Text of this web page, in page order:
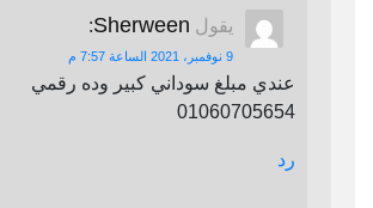
يقول Sherween
:
9 نوفمبر، 2021 الساعة 7:57 م
عندي مبلغ سوداني كبير وده رقمي
01060705654
رد